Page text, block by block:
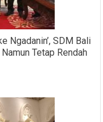
Ngadanin’, SDM Bali
Tetap Rendah